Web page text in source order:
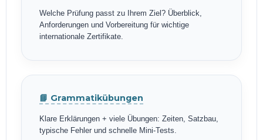
Welche Prüfung passt zu Ihrem Ziel? Überblick,
Anforderungen und Vorbereitung für wichtige
internationale Zertifikate.
📘 Grammatikübungen
Klare Erklärungen + viele Übungen: Zeiten, Satzbau,
typische Fehler und schnelle Mini-Tests.